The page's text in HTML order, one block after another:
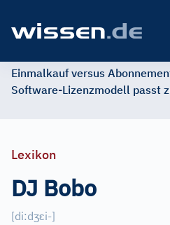
Einmalkauf versus
Software-Lizenzmodell passt
Lexikon
DJ Bobo
[di:dʒɛi-]